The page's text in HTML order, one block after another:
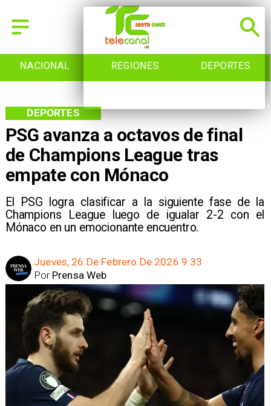
NACIONAL REGIONES DEPORTES
PSG avanza a octavos de final
de Champions League tras
empate con Mónaco
El PSG logra clasificar a la siguiente fase de la
Champions League luego de igualar 2-2 con el
Mónaco en un emocionante encuentro.
DEPORTES
Jueves, 26 De Febrero De 2026 9:33
Prensa Web
Por